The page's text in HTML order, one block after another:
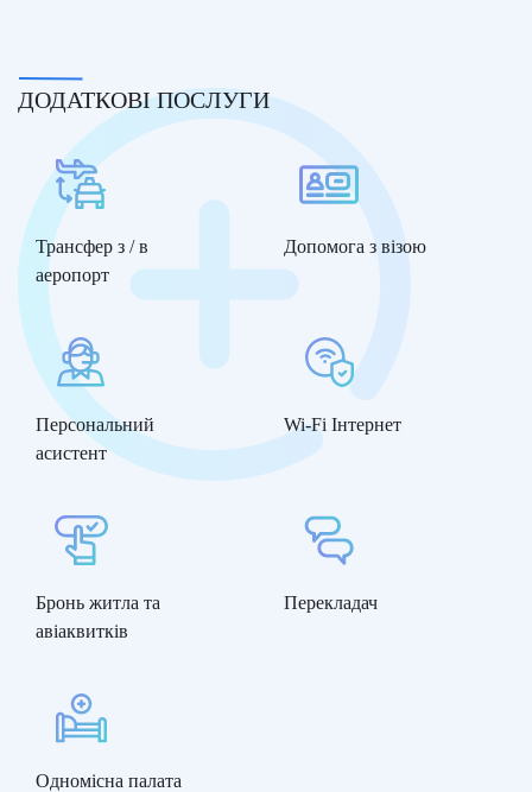
ДОДАТКОВІ ПОСЛУГИ
Трансфер з / в
аеропорт
Допомога з візою
Персональний
асистент
Wi-Fi Інтернет
Бронь житла та
авіаквитків
Перекладач
Одномісна палата